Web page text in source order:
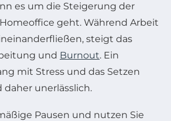
es um die Steigerung der
geht. Während Arbeit
steigt das
und Burnout. Ein
mit Stress und das Setzen
daher unerlässlich.
Pausen und nutzen Sie